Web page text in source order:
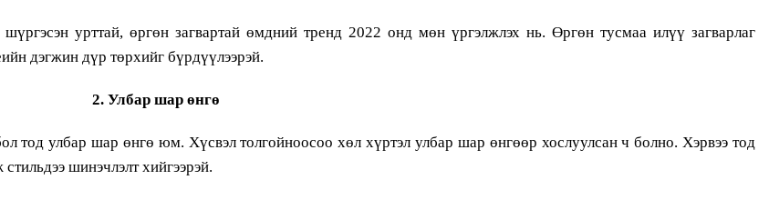
урттай, өргөн загвартай өмдний тренд 2022 онд мөн үргэлжлэх нь. Өргөн тусмаа илүү загварлаг
дэгжин дүр төрхийг бүрдүүлээрэй.
2. Улбар шар өнгө
тод улбар шар өнгө юм. Хүсвэл толгойноосоо хөл хүртэл улбар шар өнгөөр хослуулсан ч болно. Хэрвээ тод
шинэчлэлт хийгээрэй.